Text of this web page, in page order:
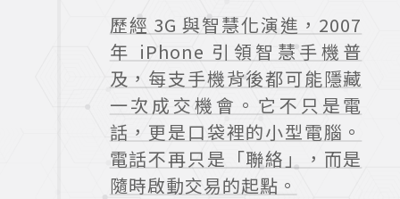
歷經 3G 與智慧化演進，2007
年 iPhone 引領智慧手機普
及，每支手機背後都可能隱藏
一次成交機會。它不只是電
話，更是口袋裡的小型電腦。
電話不再只是「聯絡」，而是
隨時啟動交易的起點。